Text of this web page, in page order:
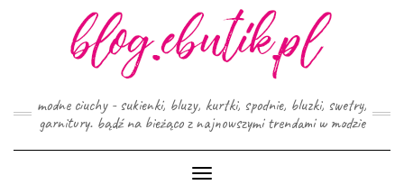
modne ciuchy - sukienki, bluzy, kurtki, spodnie, bluzki, swetry,
garnitury. bądź na bieżąco z najnowszymi trendami w modzie
Toggle